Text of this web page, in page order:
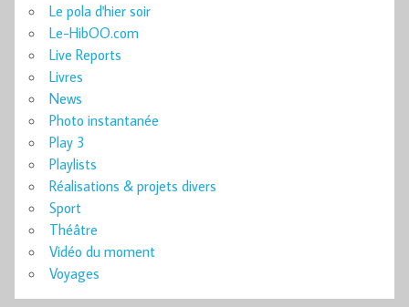
Le pola d'hier soir
Le-HibOO.com
Live Reports
Livres
News
Photo instantanée
Play 3
Playlists
Réalisations & projets divers
Sport
Théâtre
Vidéo du moment
Voyages